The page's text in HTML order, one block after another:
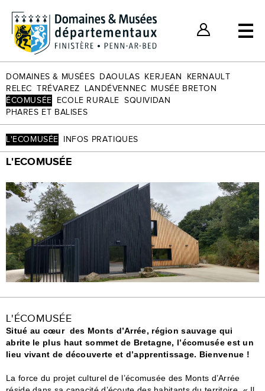
Nos bons plans
Espace Client
DOMAINES & MUSÉES DAOULAS KERJEAN
KERNAULT
RELEC TRÉVAREZ LANDÉVENNEC
MUSÉE BRETON
ÉCOMUSÉE
ECOLE RURALE SQUIVIDAN
PHARES ET BALISES
L'ECOMUSÉE INFOS PRATIQUES
L'ECOMUSÉE
L'ÉCOMUSÉE
Situé au cœur des Monts d’Arrée, région sauvage qui
abrite le plus haut sommet de Bretagne, l’écomusée est un
lieu vivant de découverte et d’apprentissage. Bienvenue !
La force du projet culturel de l’écomusée des Monts d’Arrée